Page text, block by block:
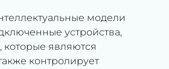
модели
устройства,
являются
контролирует